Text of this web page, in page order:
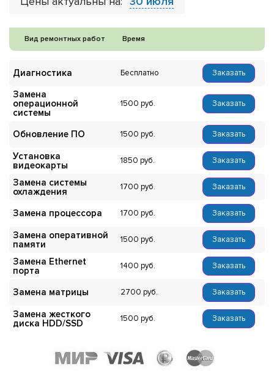
Вид ремонтных работ Время
Диагностика Бесплатно Заказать
Замена
операционной
системы
1500 Заказать
Обновление ПО 1500 Заказать
Установка
видеокарты
1850 Заказать
Замена системы
охлаждения
1700 Заказать
Замена процессора 1700 Заказать
Замена оперативной
памяти
1500 Заказать
Замена Ethernet
порта
1400 Заказать
Замена матрицы 2700 Заказать
Замена жесткого
диска HDD/SSD
1500 Заказать